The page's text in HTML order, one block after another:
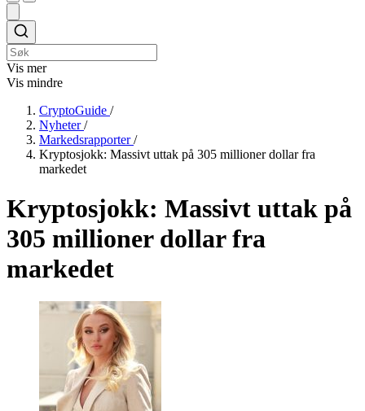
Vis mer
Vis mindre
CryptoGuide /
Nyheter /
Markedsrapporter /
Kryptosjokk: Massivt uttak på 305 millioner dollar fra
markedet
Kryptosjokk: Massivt uttak på
305 millioner dollar fra
markedet